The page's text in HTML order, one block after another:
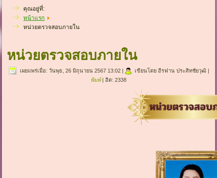
คุณอยู่ที่:
หน้าแรก
หน่วยตรวจสอบภายใน
หน่วยตรวจสอบภายใน
เผยแพร่เมื่อ: วันพุธ, 26 มิถุนายน 2567 13:02| เขียนโดย อีรฟาน ประสิทชัยวุฒิ |
พิมพ์
| ฮิต: 2338